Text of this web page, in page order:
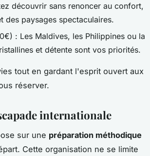
découvrir sans renoncer au confort,
des paysages spectaculaires.
: Les Maldives, les Philippines ou la
et détente sont vos priorités.
tout en gardant l'esprit ouvert aux
réserver.
internationale
sur une préparation méthodique
Cette organisation ne se limite